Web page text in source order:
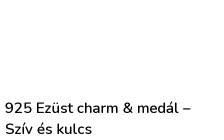
925 Ezüst charm & medál –
Szív és kulcs